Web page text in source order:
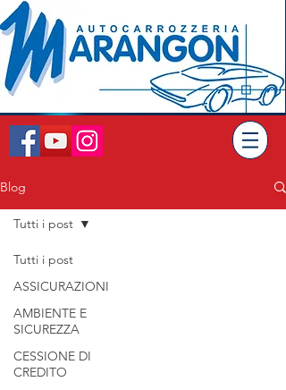
Blog
Tutti i post
ASSICURAZIONI
AMBIENTE E
SICUREZZA
CESSIONE DI
CREDITO
Tutti i post